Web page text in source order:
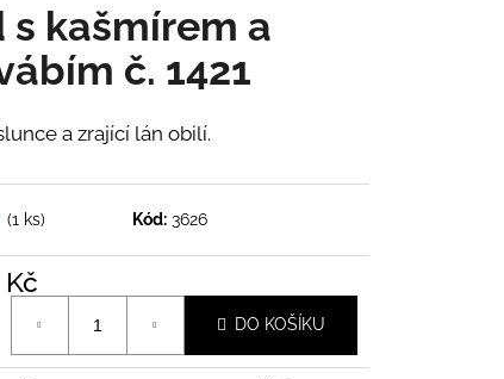
s kašmírem a
č. 1421
a zrající lán obilí.
(1 ks) Kód: 3626
DO KOŠÍKU